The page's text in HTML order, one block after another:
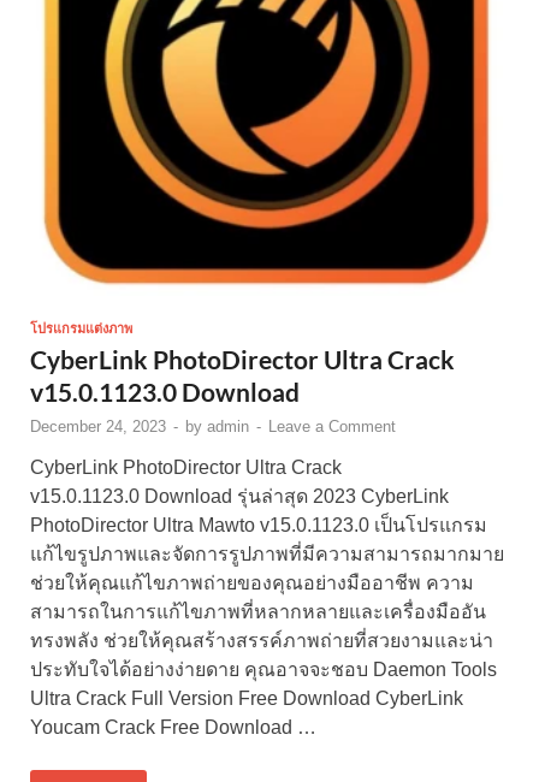
โปรแกรมแต่งภาพ
CyberLink PhotoDirector Ultra Crack
v15.0.1123.0 Download
December 24, 2023 - by admin - Leave a Comment
CyberLink PhotoDirector Ultra Crack
v15.0.1123.0 Download รุ่นล่าสุด 2023 CyberLink
PhotoDirector Ultra Mawto v15.0.1123.0 เป็นโปรแกรม
แก้ไขรูปภาพและจัดการรูปภาพที่มีความสามารถมากมาย
ช่วยให้คุณแก้ไขภาพถ่ายของคุณอย่างมืออาชีพ ความ
สามารถในการแก้ไขภาพที่หลากหลายและเครื่องมืออัน
ทรงพลัง ช่วยให้คุณสร้างสรรค์ภาพถ่ายที่สวยงามและน่า
ประทับใจได้อย่างง่ายดาย คุณอาจจะชอบ Daemon Tools
Ultra Crack Full Version Free Download CyberLink
Youcam Crack Free Download …